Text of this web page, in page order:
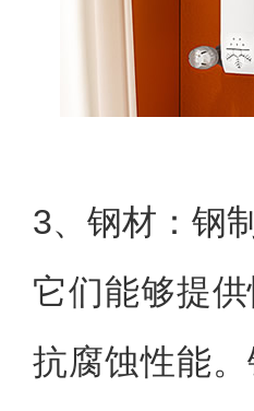
3、钢材：钢
它们能够提
抗腐蚀性能